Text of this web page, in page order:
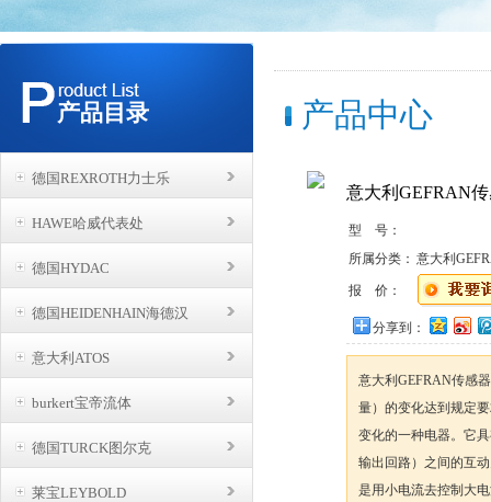
产品目录
德国REXROTH力士乐
HAWE哈威代表处
德国HYDAC
德国HEIDENHAIN海德汉
意大利ATOS
burkert宝帝流体
德国TURCK图尔克
莱宝LEYBOLD
产品中心
意大利GEFRAN
型 号：
所属分类： 意大利
报 价：
分享到：
意大利GEFRAN传感
量）的变化达到规定
变化的一种电器。它
输出回路）之间的互
是用小电流去控制大